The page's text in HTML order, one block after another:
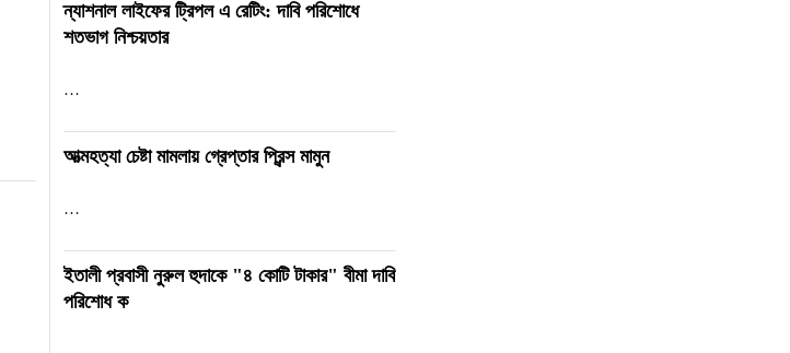
ন্যাশনাল লাইফের ট্রিপল এ রেটিং: দাবি পরিশোধে
শতভাগ নিশ্চয়তার
…
আত্মহত্যা চেষ্টা মামলায় গ্রেপ্তার প্রিন্স মামুন
…
ইতালী প্রবাসী নুরুল হুদাকে "৪ কোটি টাকার" বীমা দাবি
পরিশোধ ক